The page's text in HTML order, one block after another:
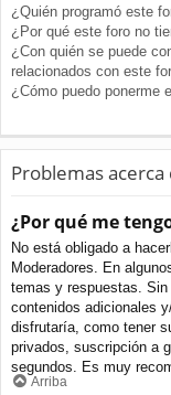
¿Quién programó este
¿Por qué este foro no
¿Con quién se puede
relacionados con este
¿Cómo puedo ponerme
Problemas
¿Por qué me
No está obligado a
Moderadores. En
temas y respuestas.
contenidos adicionales
disfrutaría, como tener
privados, suscripción a
segundos. Es muy
Arriba